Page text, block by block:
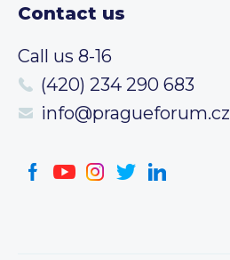
Contact us
Call us 8-16
(420) 234 290 683
info@pragueforum.cz